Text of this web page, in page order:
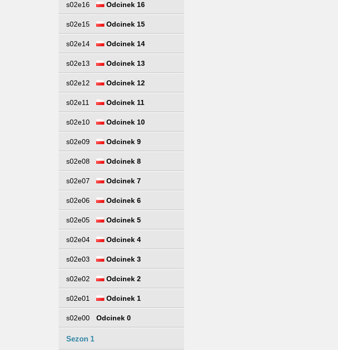
s02e16 Odcinek 16
s02e15 Odcinek 15
s02e14 Odcinek 14
s02e13 Odcinek 13
s02e12 Odcinek 12
s02e11 Odcinek 11
s02e10 Odcinek 10
s02e09 Odcinek 9
s02e08 Odcinek 8
s02e07 Odcinek 7
s02e06 Odcinek 6
s02e05 Odcinek 5
s02e04 Odcinek 4
s02e03 Odcinek 3
s02e02 Odcinek 2
s02e01 Odcinek 1
s02e00 Odcinek 0
Sezon 1